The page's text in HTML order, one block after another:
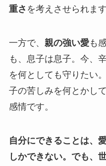
重さ を考えさせられます
一方で、 親の強い愛も
も、息子は息子。今、
を何としても守りたい
子の苦しみを何とかし
感情です。
自分にできることは、
しかできない。でも、